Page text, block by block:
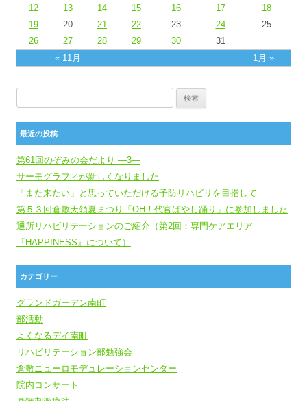
« 11月 1月 »
12
13 14 15 16 17
18
19
20 21 22 23 24
25
26
27 28 29 30 31
最近の投稿
第61回のぞみの会だより ―3―
サーモグラフィが新しくなりました
「また来たい」と思っていただける予防リハビリを目指して
第５３回倉敷天領夏まつり「OH！代官ばやし踊り」に参加しました
通所リハビリテーションのご紹介（第2回：専門ケアエリア
『HAPPINESS』について）
カテゴリー
グランドガーデン南町
部活動
よくなるデイ南町
リハビリテーション部勉強会
倉敷ニューロモデュレーションセンター
院内コンサート